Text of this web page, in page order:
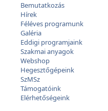
Bemutatkozás
Hírek
Féléves programunk
Galéria
Eddigi programjaink
Szakmai anyagok
Webshop
Hegesztőgépeink
SzMSz
Támogatóink
Elérhetőségeink